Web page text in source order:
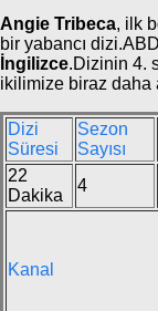
Angie Tribeca, ilk
bir yabancı
İngilizce.Dizinin 4.
ikilimize biraz daha
Dizi
Süresi
Sezon
Sayısı
22
Dakika
4
Kanal